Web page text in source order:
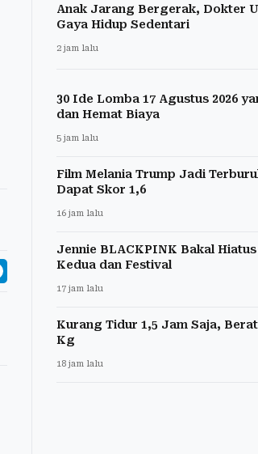
Anak Jarang Bergerak, Dokter
Gaya Hidup Sedentari
2 jam lalu
30 Ide Lomba 17 Agustus 2026
dan Hemat Biaya
5 jam lalu
Film Melania Trump Jadi
Dapat Skor 1,6
16 jam lalu
Jennie BLACKPINK Bakal
Kedua dan Festival
17 jam lalu
Kurang Tidur 1,5 Jam Saja,
Kg
18 jam lalu